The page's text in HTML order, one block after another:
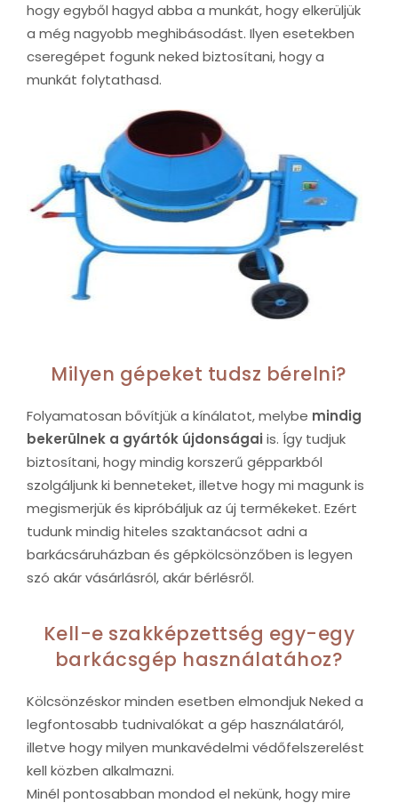
hogy egyből hagyd abba a munkát, hogy elkerüljük
a még nagyobb meghibásodást. Ilyen esetekben
cseregépet fogunk neked biztosítani, hogy a
munkát folytathasd.
Milyen gépeket tudsz bérelni?
Folyamatosan bővítjük a kínálatot, melybe mindig
bekerülnek a gyártók újdonságaiis. Így tudjuk
biztosítani, hogy mindig korszerű gépparkból
szolgáljunk ki benneteket, illetve hogy mi magunk is
megismerjük és kipróbáljuk az új termékeket. Ezért
tudunk mindig hiteles szaktanácsot adni a
barkácsáruházban és gépkölcsönzőben is legyen
szó akár vásárlásról, akár bérlésről.
Kell-e szakképzettség egy-egy
barkácsgép használatához?
Kölcsönzéskor minden esetben elmondjuk Neked a
legfontosabb tudnivalókat a gép használatáról,
illetve hogy milyen munkavédelmi védőfelszerelést
kell közben alkalmazni.
Minél pontosabban mondod el nekünk, hogy mire